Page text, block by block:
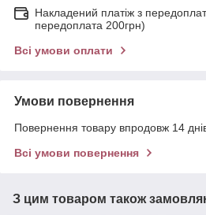
Накладений платіж з
передоплата 200грн)
Всі умови оплати
Умови повернення
Повернення товару впродовж 14
Всі умови повернення
З цим товаром також